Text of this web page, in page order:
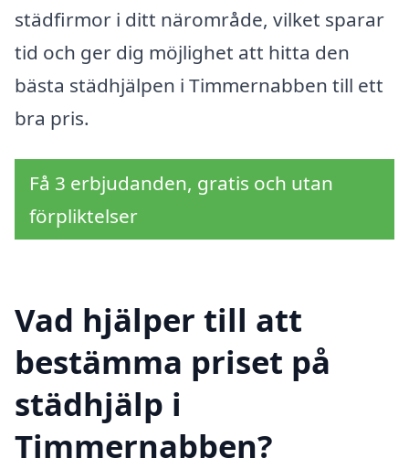
städfirmor i ditt närområde, vilket sparar
tid och ger dig möjlighet att hitta den
bästa städhjälpen i Timmernabben till ett
bra pris.
Få 3 erbjudanden, gratis och utan
förpliktelser
Vad hjälper till att
bestämma priset på
städhjälp i
Timmernabben?